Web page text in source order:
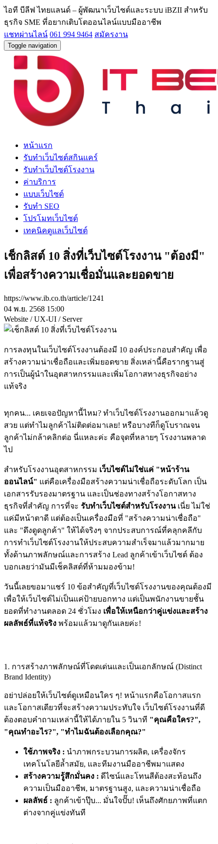
ไอที บีลีฟ ไทยแลนด์ – ผู้พัฒนาเว็บไซต์และระบบ iBZII สำหรับ
ธุรกิจ SME ที่อยากเติบโตออนไลน์แบบมืออาชีพ
แชทผ่านไลน์ 061 994 9464 สมัครงาน
Toggle navigation
หน้าแรก
รับทำเว็บไซต์สกินแคร์
รับทำเว็บไซต์โรงงาน
ค่าบริการ
แบบเว็บไซต์
รับทำ SEO
โปรโมทเว็บไซต์
เทคนิคดูแลเว็บไซต์
เช็กลิสต์ 10 สิ่งที่เว็บไซต์โรงงาน "ต้องมี"
เพื่อสร้างความเชื่อมั่นและยอดขาย
https://www.ib.co.th/article/1241
04 พ.ย. 2568 15:00
Website / UX-UI / Server
การลงทุนในเว็บไซต์โรงงานต้องมี 10 องค์ประกอบสำคัญ เพื่อ
สร้างความน่าเชื่อถือและเพิ่มยอดขาย สิ่งเหล่านี้คือรากฐานสู่
การเป็นผู้นำในอุตสาหกรรมและเพิ่มโอกาสทางธุรกิจอย่าง
แท้จริง
ทุกคน... เคยเจอปัญหานี้ไหม? ทำเว็บไซต์โรงงานออกมาแล้วดู
สวย แต่ทำไมลูกค้าไม่ติดต่อมาเลย! หรือบางทีก็ดูโบราณจน
ลูกค้าไม่กล้าคลิกต่อ นี่แหละค่ะ คือจุดที่หลายๆ โรงงานพลาด
ไป
สำหรับโรงงานอุตสาหกรรม เว็บไซต์ไม่ใช่แค่ "หน้าร้าน
ออนไลน์" แต่คือเครื่องมือสร้างความน่าเชื่อถือระดับโลก เป็น
เอกสารรับรองมาตรฐาน และเป็นช่องทางสร้างโอกาสทาง
ธุรกิจที่สำคัญ การที่จะ รับทำเว็บไซต์สำหรับโรงงานเนี่ย ไม่ใช่
แค่มีหน้าตาดี แต่ต้องเป็นเครื่องมือที่ "สร้างความน่าเชื่อถือ"
และ "ดึงดูดลูกค้า" ให้ได้จริงๆ จากประสบการณ์ที่คลุกคลีกับ
การทำเว็บไซต์โรงงานให้ประสบความสำเร็จมาแล้วมากมาย
ทั้งด้านภาพลักษณ์และการสร้าง Lead ลูกค้าเข้าเว็บไซต์ ต้อง
บอกเลยว่ามันมีเช็คลิสต์ที่ห้ามมองข้าม!
วันนี้เลยขอมาแชร์ 10 ข้อสำคัญที่เว็บไซต์โรงงานของคุณต้องมี
เพื่อให้เว็บไซต์ไม่เป็นแค่ป้ายบอกทาง แต่เป็นพนักงานขายชั้น
ยอดที่ทำงานตลอด 24 ชั่วโมง เพื่อให้เหนือกว่าคู่แข่งและสร้าง
ผลลัพธ์ที่แท้จริง พร้อมแล้วมาดูกันเลยค่ะ!
1. การสร้างภาพลักษณ์ที่โดดเด่นและเป็นเอกลักษณ์ (Distinct
Brand Identity)
อย่าปล่อยให้เว็บไซต์ดูเหมือนใคร ๆ! หน้าแรกคือโอกาสแรก
และโอกาสเดียวที่จะสร้างความประทับใจ เว็บไซต์โรงงานที่ดี
ต้องตอบคำถามเหล่านี้ให้ได้ภายใน 5 วินาที "คุณคือใคร?",
"คุณทำอะไร?", "ทำไมฉันต้องเลือกคุณ?"
ใช้ภาพจริง : นำภาพกระบวนการผลิต, เครื่องจักร
เทคโนโลยีล้ำสมัย, และทีมงานมืออาชีพมาแสดง
สร้างความรู้สึกมั่นคง : ดีไซน์และโทนสีต้องสะท้อนถึง
ความเป็นมืออาชีพ, มาตรฐานสูง, และความน่าเชื่อถือ
ผลลัพธ์ : ลูกค้าเข้าปุ๊บ... มั่นใจปั๊บ! เห็นถึงศักยภาพที่แตก
ต่างจากคู่แข่งทันที